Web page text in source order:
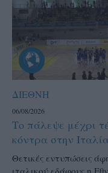
ΔΙΕΘΝΗ
06/08/2026
Το πάλεψε μέχρι
κόντρα στην
Θετικές εντυπώσεις